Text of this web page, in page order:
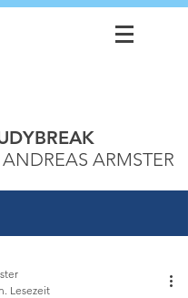
ANDREAS ARMSTER
Lesezeit